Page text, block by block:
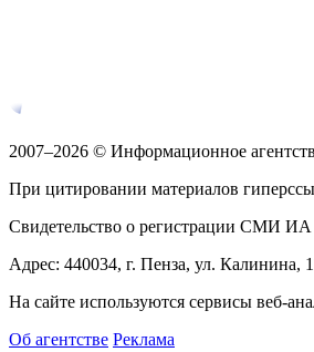
2007–2026 © Информационное
При цитировании материалов
Свидетельство о регистрации СМИ ИА
Адрес: 440034, г. Пенза, ул. Калинина,
На сайте используются сервисы веб-
Об агентстве Реклама